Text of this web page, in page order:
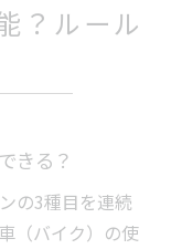
？ルール
きる？
の3種目を連続
（バイク）の使